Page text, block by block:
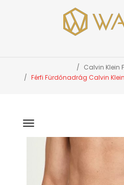
Calvin Klein
Férfi Fürdőnadrág Calvin